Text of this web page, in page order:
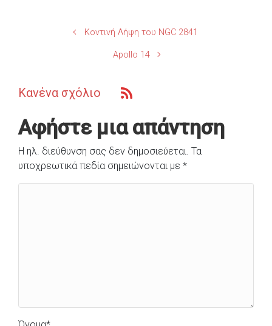
Κοντινή Λήψη του NGC 2841
Apollo 14
Κανένα σχόλιο
Αφήστε μια απάντηση
Η ηλ. διεύθυνση σας δεν δημοσιεύεται. Τα
υποχρεωτικά πεδία σημειώνονται με *